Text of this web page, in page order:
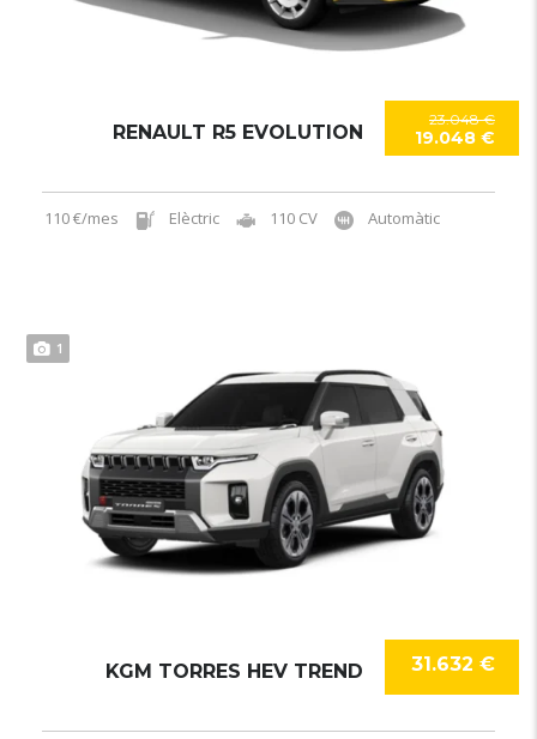
23.048 €
19.048 €
RENAULT R5 EVOLUTION
110 €/mes Elèctric 110 CV Automàtic
1
31.632 €
KGM TORRES HEV TREND